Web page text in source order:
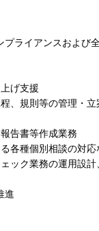
ライアンスおよび
げ支援
、規則等の管理・立
告書等作成業務
各種個別相談の対応
ック業務の運用設
進